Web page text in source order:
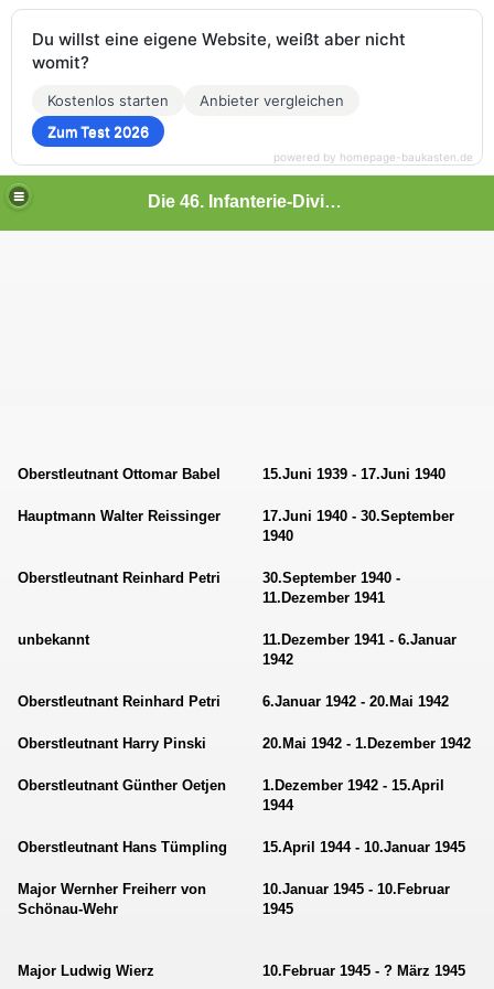
Die 46. Infanterie-Division
Oberstleutnant Ottomar Babel 15.Juni 1939 - 17.Juni 1940
Hauptmann Walter Reissinger
17.Juni 1940 - 30.September
1940
Oberstleutnant Reinhard Petri
30.September 1940 -
11.Dezember 1941
unbekannt
11.Dezember 1941 - 6.Januar
1942
Oberstleutnant Reinhard Petri 6.Januar 1942 - 20.Mai 1942
Oberstleutnant Harry Pinski 20.Mai 1942 - 1.Dezember 1942
Oberstleutnant Günther Oetjen
1.Dezember 1942 - 15.April
1944
Oberstleutnant Hans Tümpling 15.April 1944 - 10.Januar 1945
Major Wernher Freiherr von
Schönau-Wehr
10.Januar 1945 - 10.Februar
1945
Major Ludwig Wierz 10.Februar 1945 - ? März 1945
Du willst eine eigene Website, weißt aber nicht
womit?
Kostenlos starten
Anbieter vergleichen
Zum Test 2026
powered by homepage-baukasten.de